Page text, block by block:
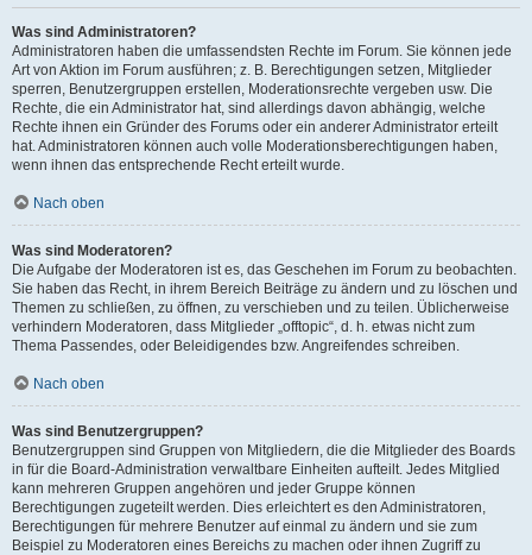
Was sind Administratoren?
Administratoren haben die umfassendsten Rechte im Forum. Sie können jede
Art von Aktion im Forum ausführen; z. B. Berechtigungen setzen, Mitglieder
sperren, Benutzergruppen erstellen, Moderationsrechte vergeben usw. Die
Rechte, die ein Administrator hat, sind allerdings davon abhängig, welche
Rechte ihnen ein Gründer des Forums oder ein anderer Administrator erteilt
hat. Administratoren können auch volle Moderationsberechtigungen haben,
wenn ihnen das entsprechende Recht erteilt wurde.
Nach oben
Was sind Moderatoren?
Die Aufgabe der Moderatoren ist es, das Geschehen im Forum zu beobachten.
Sie haben das Recht, in ihrem Bereich Beiträge zu ändern und zu löschen und
Themen zu schließen, zu öffnen, zu verschieben und zu teilen. Üblicherweise
verhindern Moderatoren, dass Mitglieder „offtopic“, d. h. etwas nicht zum
Thema Passendes, oder Beleidigendes bzw. Angreifendes schreiben.
Nach oben
Was sind Benutzergruppen?
Benutzergruppen sind Gruppen von Mitgliedern, die die Mitglieder des Boards
in für die Board-Administration verwaltbare Einheiten aufteilt. Jedes Mitglied
kann mehreren Gruppen angehören und jeder Gruppe können
Berechtigungen zugeteilt werden. Dies erleichtert es den Administratoren,
Berechtigungen für mehrere Benutzer auf einmal zu ändern und sie zum
Beispiel zu Moderatoren eines Bereichs zu machen oder ihnen Zugriff zu